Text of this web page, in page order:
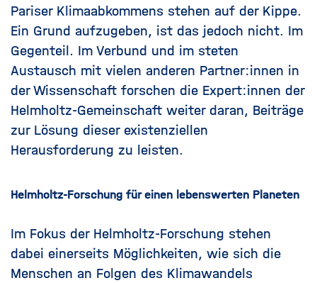
Pariser Klimaabkommens stehen auf der Kippe.
Ein Grund aufzugeben, ist das jedoch nicht. Im
Gegenteil. Im Verbund und im steten
Austausch mit vielen anderen Partner:innen in
der Wissenschaft forschen die Expert:innen der
Helmholtz-Gemeinschaft weiter daran, Beiträge
zur Lösung dieser existenziellen
Herausforderung zu leisten.
Helmholtz-Forschung für einen lebenswerten Planeten
Im Fokus der Helmholtz-Forschung stehen
dabei einerseits Möglichkeiten, wie sich die
Menschen an Folgen des Klimawandels